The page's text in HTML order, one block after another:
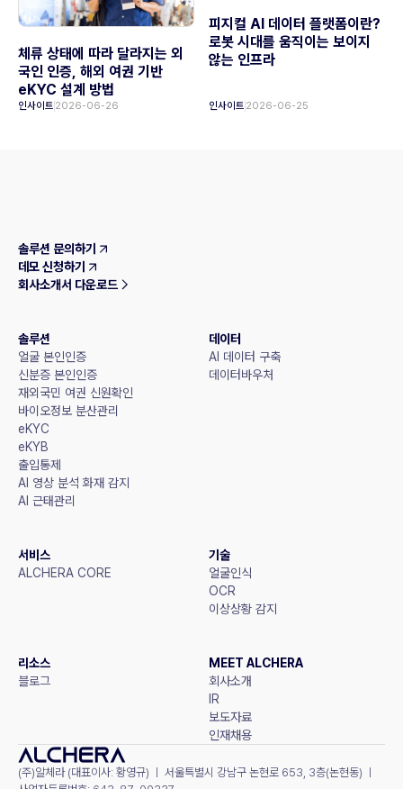
체류 상태에 따라 달라지는 외
국인 인증, 해외 여권 기반
eKYC 설계 방법
인사이트 2026-06-26
피지컬 AI 데이터 플랫폼이란?
로봇 시대를 움직이는 보이지
않는 인프라
인사이트 2026-06-25
솔루션 문의하기
데모 신청하기
회사소개서 다운로드
솔루션
얼굴 본인인증
신분증 본인인증
재외국민 여권 신원확인
바이오정보 분산관리
eKYC
eKYB
출입통제
AI 영상 분석 화재 감지
AI 근태관리
데이터
AI 데이터 구축
데이터바우처
서비스
ALCHERA CORE
기술
얼굴인식
OCR
이상상황 감지
리소스
블로그
MEET ALCHERA
회사소개
IR
보도자료
인재채용
(주)알체라 (대표이사: 황영규) ㅣ 서울특별시 강남구 논현로 653, 3층(논현동) ㅣ